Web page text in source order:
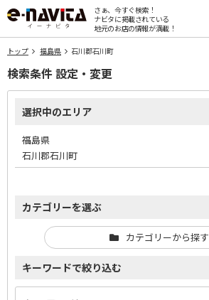
さぁ、今すぐ検索！
ナビタに掲載されている
地元のお店の情報が満載！
トップ 福島県 石川郡石川町
検索条件 設定・変更
選択中のエリア
福島県
石川郡石川町
カテゴリーを選ぶ
カテゴリーから探す
キーワードで絞り込む